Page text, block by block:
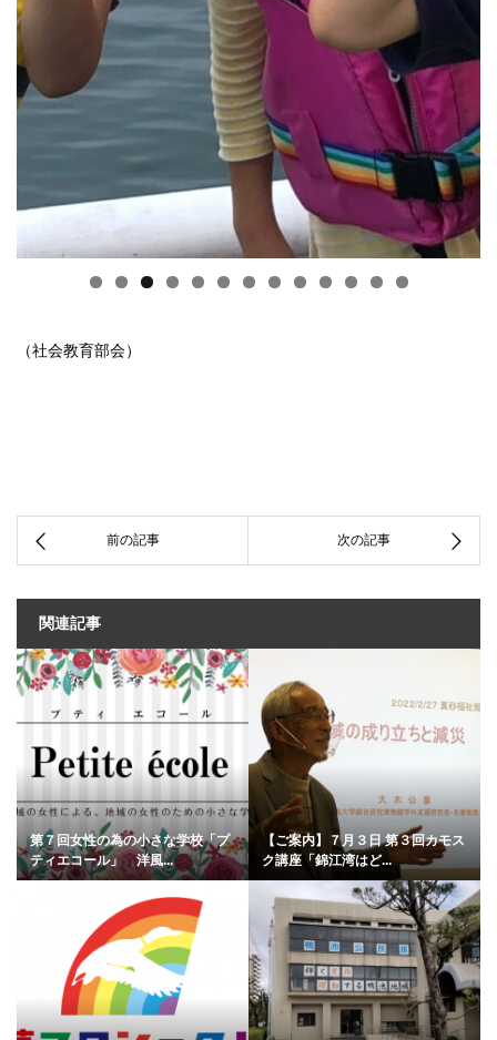
（社会教育部会）
関連記事
第７回女性の為の小さな学校「プ
ティエコール」 洋風...
【ご案内】７月３日 第３回カモス
ク講座「錦江湾はど...